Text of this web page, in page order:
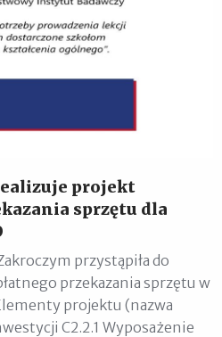
projekt
sprzętu dla
przystąpiła do
przekazania sprzętu w
projektu (nazwa
C2.2.1 Wyposażenie